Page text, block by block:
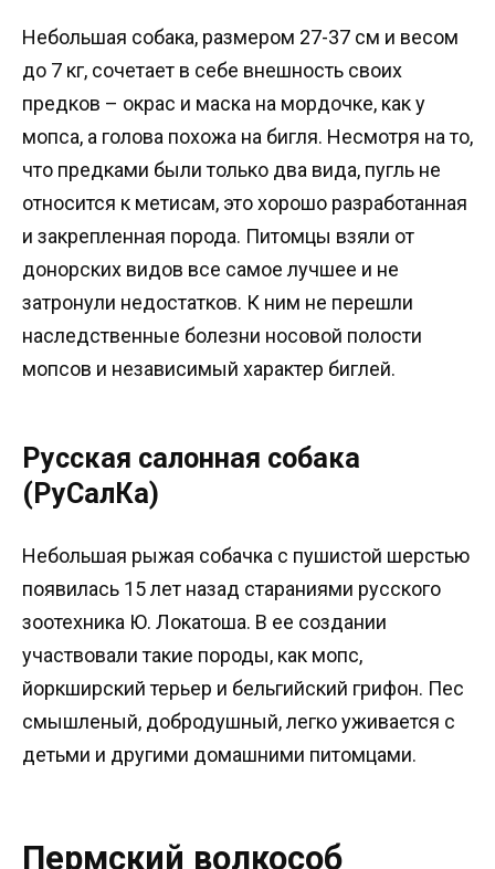
Небольшая собака, размером 27-37 см и весом
до 7 кг, сочетает в себе внешность своих
предков – окрас и маска на мордочке, как у
мопса, а голова похожа на бигля. Несмотря на то,
что предками были только два вида, пугль не
относится к метисам, это хорошо разработанная
и закрепленная порода. Питомцы взяли от
донорских видов все самое лучшее и не
затронули недостатков. К ним не перешли
наследственные болезни носовой полости
мопсов и независимый характер биглей.
Русская салонная собака
(РуСалКа)
Небольшая рыжая собачка с пушистой шерстью
появилась 15 лет назад стараниями русского
зоотехника Ю. Локатоша. В ее создании
участвовали такие породы, как мопс,
йоркширский терьер и бельгийский грифон. Пес
смышленый, добродушный, легко уживается с
детьми и другими домашними питомцами.
Пермский волкособ